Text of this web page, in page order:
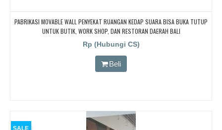
PABRIKASI MOVABLE WALL PENYEKAT RUANGAN KEDAP SUARA BISA BUKA TUTUP
UNTUK BUTIK, WORK SHOP, DAN RESTORAN DAERAH BALI
Rp (Hubungi CS)
Beli
SALE